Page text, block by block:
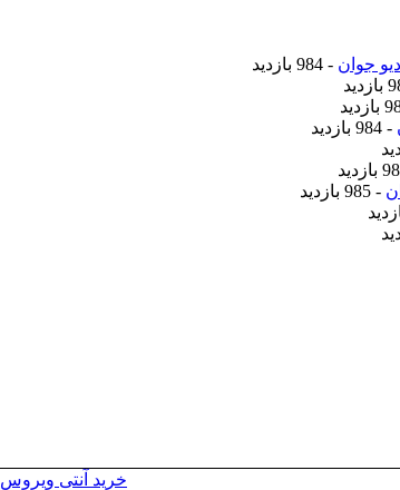
جوان - 984 بازدید
- 984 بازدید
- 985 بازدید
خرید آنتی ویروس